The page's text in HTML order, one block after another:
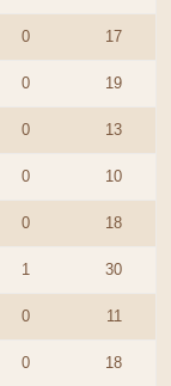
0
17
0
19
0
13
0
10
0
18
1
30
0
11
0
18